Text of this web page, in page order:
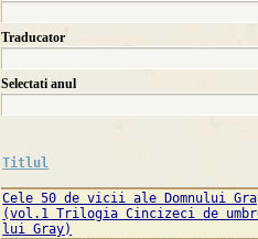
Traducator
Selectati anul
Titlul
Cele 50 de vicii ale Domnului
(vol.1 Trilogia Cincizeci de
lui Gray)